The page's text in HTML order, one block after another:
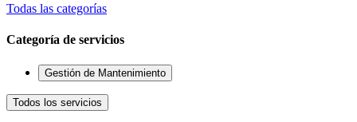
Todas las categorías
Categoría de servicios
Gestión de Mantenimiento
Todos los servicios